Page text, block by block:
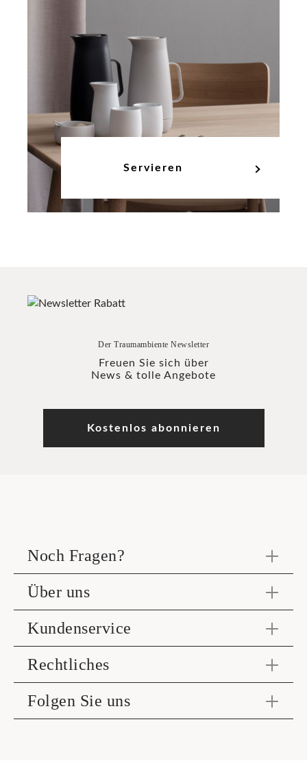
Servieren
Der Traumambiente Newsletter
Freuen Sie sich über
News & tolle Angebote
Kostenlos abonnieren
Noch Fragen?
Über uns
Kundenservice
Rechtliches
Folgen Sie uns